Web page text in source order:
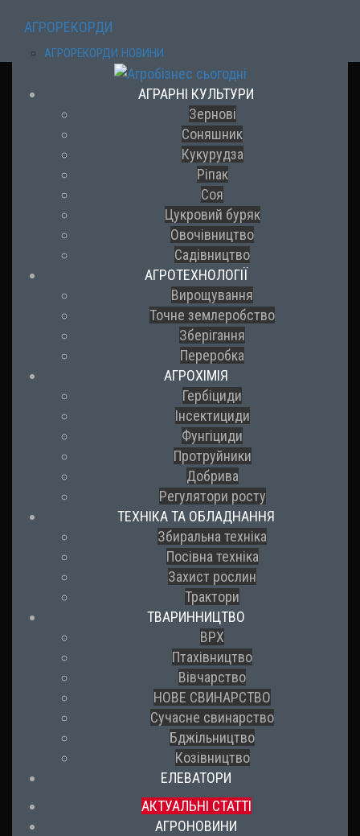
АГРОРЕКОРДИ
АГРОРЕКОРДИ НОВИНИ
АГРАРНІ КУЛЬТУРИ
Зернові
Соняшник
Кукурудза
Ріпак
Соя
Цукровий буряк
Овочівництво
Садівництво
АГРОТЕХНОЛОГІЇ
Вирощування
Точне землеробство
Зберігання
Переробка
АГРОХІМІЯ
Гербіциди
Інсектициди
Фунгіциди
Протруйники
Добрива
Регулятори росту
ТЕХНІКА ТА ОБЛАДНАННЯ
Збиральна техніка
Посівна техніка
Захист рослин
Трактори
ТВАРИННИЦТВО
ВРХ
Птахівництво
Вівчарство
НОВЕ СВИНАРСТВО
Сучасне свинарство
Бджільництво
Козівництво
ЕЛЕВАТОРИ
АКТУАЛЬНІ СТАТТІ
АГРОНОВИНИ